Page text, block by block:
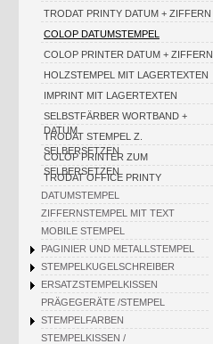
TRODAT PRINTY DATUM + ZIFFERN
COLOP DATUMSTEMPEL
COLOP PRINTER DATUM + ZIFFERN
HOLZSTEMPEL MIT LAGERTEXTEN
IMPRINT MIT LAGERTEXTEN
SELBSTFÄRBER WORTBAND +
DATUM
TRODAT STEMPEL Z.
SELBERSETZEN
COLOP PRINTER ZUM
SELBERSETZEN
TRODAT OFFICE PRINTY
DATUMSTEMPEL
ZIFFERNSTEMPEL MIT TEXT
MOBILE STEMPEL
PAGINIER UND METALLSTEMPEL
STEMPELKUGELSCHREIBER
ERSATZSTEMPELKISSEN
PRÄGEGERÄTE /STEMPEL
STEMPELFARBEN
STEMPELKISSEN /